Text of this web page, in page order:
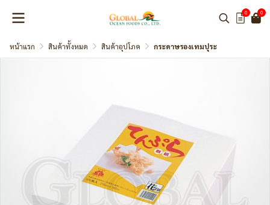
0 0
หน้าแรก สินค้าทั้งหมด สินค้าอุปโภค กระดาษรองเทมปุระ